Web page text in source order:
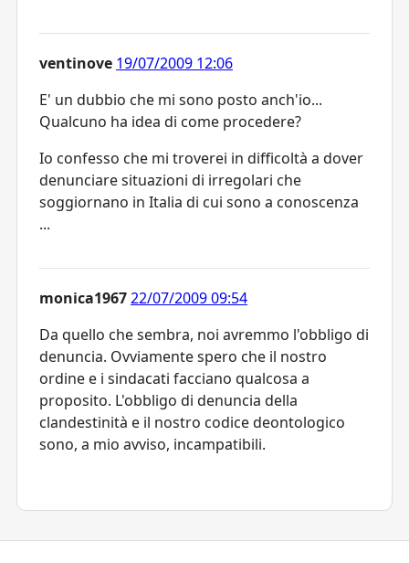
ventinove 19/07/2009 12:06
E' un dubbio che mi sono posto anch'io...
Qualcuno ha idea di come procedere?
Io confesso che mi troverei in difficoltà a dover
denunciare situazioni di irregolari che
soggiornano in Italia di cui sono a conoscenza
...
monica196722/07/2009 09:54
Da quello che sembra, noi avremmo l'obbligo di
denuncia. Ovviamente spero che il nostro
ordine e i sindacati facciano qualcosa a
proposito. L'obbligo di denuncia della
clandestinità e il nostro codice deontologico
sono, a mio avviso, incampatibili.